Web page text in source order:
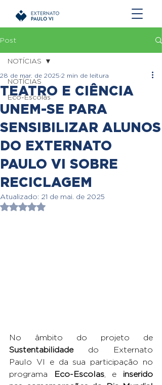
Post
NOTÍCIAS
Eco-Escolas
NOTÍCIAS
TEATRO E CIÊNCIA
UNEM-SE PARA
SENSIBILIZAR ALUNOS
DO EXTERNATO
PAULO VI SOBRE
RECICLAGEM
28 de mar. de 2025 2 min de leitura
Atualizado: 21 de mai. de 2025
Avaliado com NaN de 5 estrelas.
Sustentabilidade do Externato
Paulo VI e da sua participação no
programa
Eco-Escolas, e inserido